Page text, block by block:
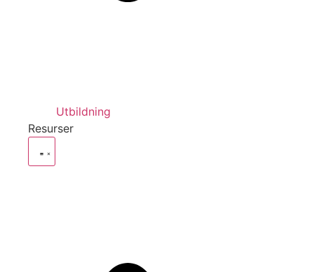
Utbildning
Resurser